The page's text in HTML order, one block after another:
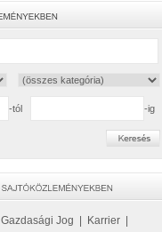
-tól -ig
Gazdasági Jog Karrier